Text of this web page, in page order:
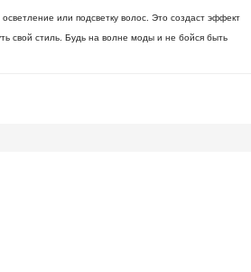
или подсветку волос. Это создаст эффект
свой стиль. Будь на волне моды и не бойся быть